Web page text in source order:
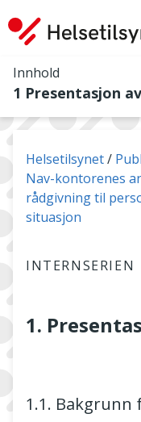
Innhold
1 Presentasjon
Du er her:
Helsetilsynet
Nav-kontorenes
rådgivning til
situasjon
INTERNSERIEN
1.
1.1. Bakgrunn